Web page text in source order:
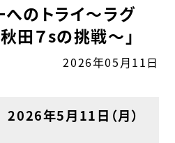
のトライ～ラグ
田７sの挑戦～」
2026年05月11日
年5月11日（月）